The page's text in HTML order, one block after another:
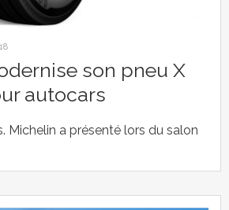
son pneu X
autocars
Michelin a présenté lors du salon